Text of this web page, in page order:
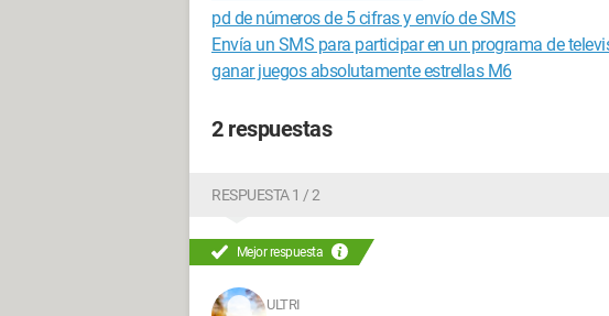
pd de números de 5 cifras y envío de SMS
Envía un SMS para participar en un programa de
ganar juegos absolutamente estrellas M6
2 respuestas
RESPUESTA 1 / 2
Mejor respuesta
ULTRI